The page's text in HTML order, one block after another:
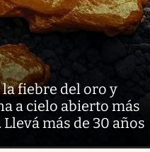
la fiebre del oro y
a cielo abierto más
más de 30 años